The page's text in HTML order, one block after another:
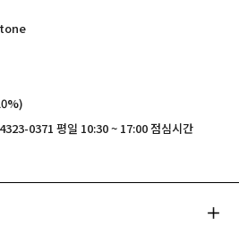
0371 평일 10:30 ~ 17:00 점심시간